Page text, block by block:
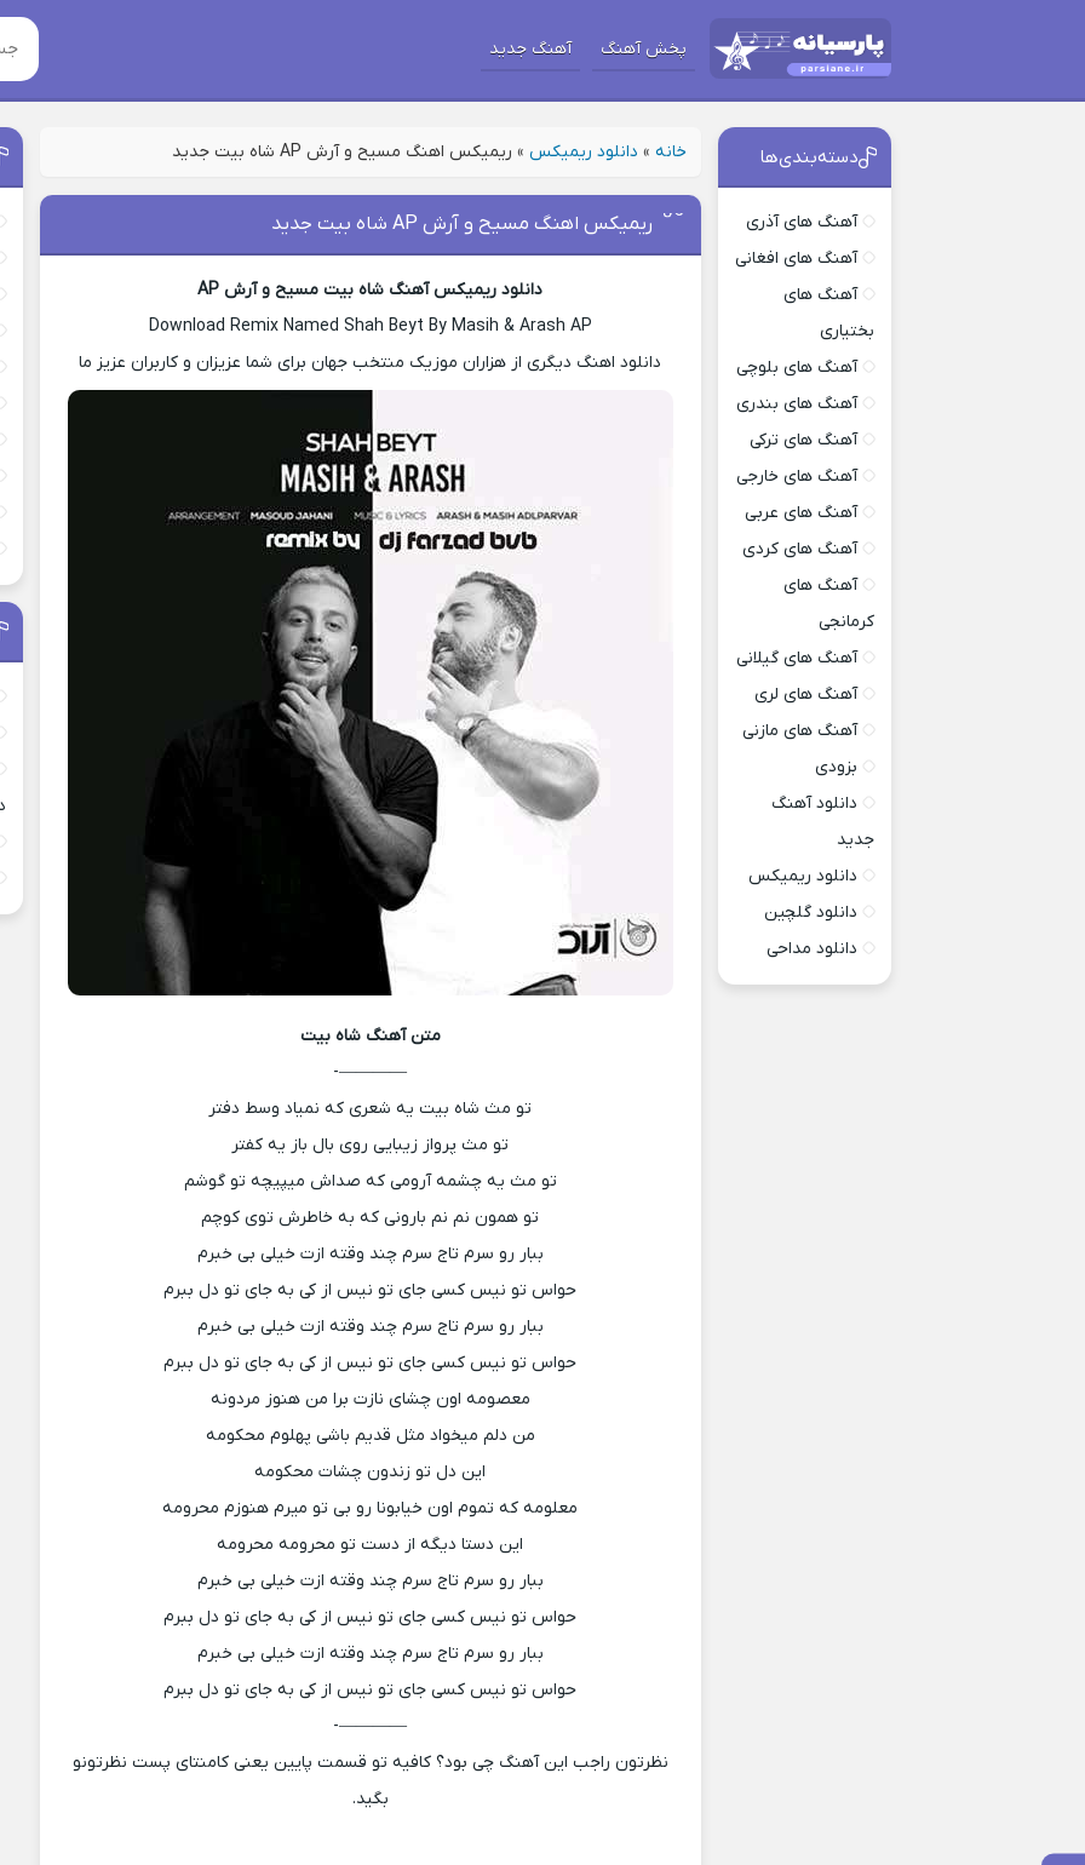
پخش آهنگ آهنگ جدید
خانه » دانلود ریمیکس » ریمیکس اهنگ مسیح و آرش AP شاه بیت جدید
ریمیکس اهنگ مسیح و آرش AP شاه بیت جدید
دانلود ریمیکس آهنگ شاه بیت مسیح و آرش AP
Download Remix Named Shah Beyt By Masih & Arash AP
دانلود اهنگ دیگری از هزاران موزیک منتخب جهان برای شما عزیزان و کاربران عزیز ما
متن آهنگ شاه بیت
————-
تو مث شاه بیت یه شعری که نمیاد وسط دفتر
تو مث پرواز زیبایی روی بال باز یه کفتر
تو مث یه چشمه آرومی که صداش میپیچه تو گوشم
تو همون نم نم بارونی که به خاطرش توی کوچم
ببار رو سرم تاج سرم چند وقته ازت خیلی بی خبرم
حواس تو نیس کسی جای تو نیس از کی به جای تو دل ببرم
ببار رو سرم تاج سرم چند وقته ازت خیلی بی خبرم
حواس تو نیس کسی جای تو نیس از کی به جای تو دل ببرم
معصومه اون چشای نازت برا من هنوز مردونه
من دلم میخواد مثل قدیم باشی پهلوم محکومه
این دل تو زندون چشات محکومه
معلومه که تموم اون خیابونا رو بی تو میرم هنوزم محرومه
این دستا دیگه از دست تو محرومه محرومه
ببار رو سرم تاج سرم چند وقته ازت خیلی بی خبرم
حواس تو نیس کسی جای تو نیس از کی به جای تو دل ببرم
ببار رو سرم تاج سرم چند وقته ازت خیلی بی خبرم
حواس تو نیس کسی جای تو نیس از کی به جای تو دل ببرم
————-
نظرتون راجب این آهنگ چی بود؟ کافیه تو قسمت پایین یعنی کامنتای پست نظرتونو
بگید.
دسته‌بندی‌ها
آهنگ های آذری
آهنگ های افغانی
آهنگ های
بختیاری
آهنگ های بلوچی
آهنگ های بندری
آهنگ های ترکی
آهنگ های خارجی
آهنگ های عربی
آهنگ های کردی
آهنگ های
کرمانجی
آهنگ های گیلانی
آهنگ های لری
آهنگ های مازنی
بزودی
دانلود آهنگ
جدید
دانلود ریمیکس
دانلود گلچین
دانلود مداحی